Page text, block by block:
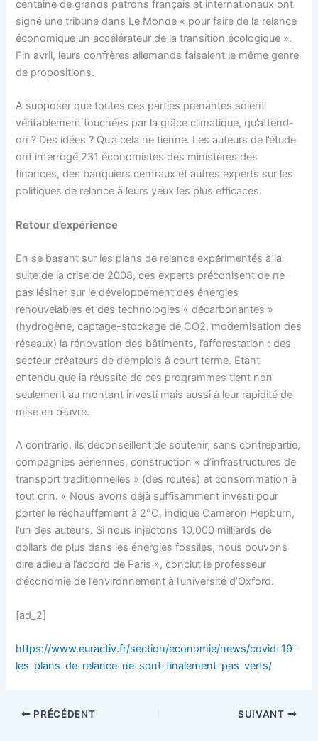
centaine de grands patrons français et internationaux ont
signé une tribune dans Le Monde « pour faire de la relance
économique un accélérateur de la transition écologique ».
Fin avril, leurs confrères allemands faisaient le même genre
de propositions.
A supposer que toutes ces parties prenantes soient
véritablement touchées par la grâce climatique, qu’attend-
on ? Des idées ? Qu’à cela ne tienne. Les auteurs de l’étude
ont interrogé 231 économistes des ministères des
finances, des banquiers centraux et autres experts sur les
politiques de relance à leurs yeux les plus efficaces.
Retour d’expérience
En se basant sur les plans de relance expérimentés à la
suite de la crise de 2008, ces experts préconisent de ne
pas lésiner sur le développement des énergies
renouvelables et des technologies « décarbonantes »
(hydrogène, captage-stockage de CO2, modernisation des
réseaux) la rénovation des bâtiments, l’afforestation : des
secteur créateurs de d’emplois à court terme. Etant
entendu que la réussite de ces programmes tient non
seulement au montant investi mais aussi à leur rapidité de
mise en œuvre.
A contrario, ils déconseillent de soutenir, sans contrepartie,
compagnies aériennes, construction « d’infrastructures de
transport traditionnelles » (des routes) et consommation à
tout crin. « Nous avons déjà suffisamment investi pour
porter le réchauffement à 2°C, indique Cameron Hepburn,
l’un des auteurs. Si nous injectons 10.000 milliards de
dollars de plus dans les énergies fossiles, nous pouvons
dire adieu à l’accord de Paris », conclut le professeur
d’économie de l’environnement à l’université d’Oxford.
[ad_2]
https://www.euractiv.fr/section/economie/news/covid-19-
les-plans-de-relance-ne-sont-finalement-pas-verts/
PRÉCÉDENT SUIVANT